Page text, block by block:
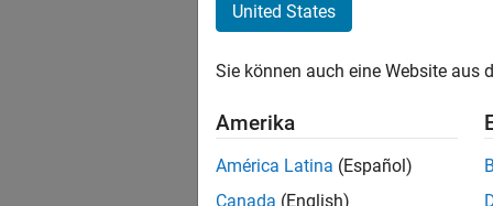
Stellen
Es
Region
United States
Sie können auch eine Website aus
Amerika
América Latina (Español)
Canada (English)